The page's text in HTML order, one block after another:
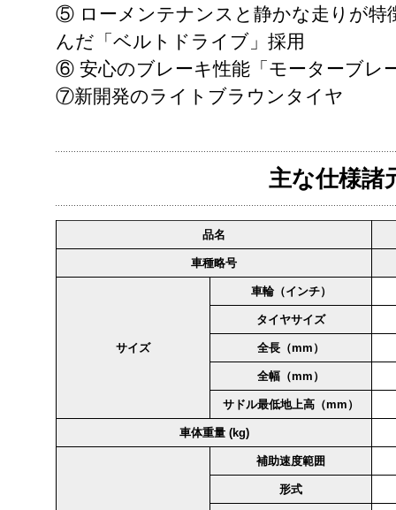
⑤ ローメンテナンスと静かな走りが特
んだ「ベルトドライブ」採用
⑥ 安心のブレーキ性能「モーターブレ
⑦新開発のライトブラウンタイヤ
主な仕様諸
品名
車種略号
サイズ
車輪（インチ）
タイヤサイズ
全長（mm）
全幅（mm）
サドル最低地上高（mm）
車体重量 (kg)
補助速度範囲
形式